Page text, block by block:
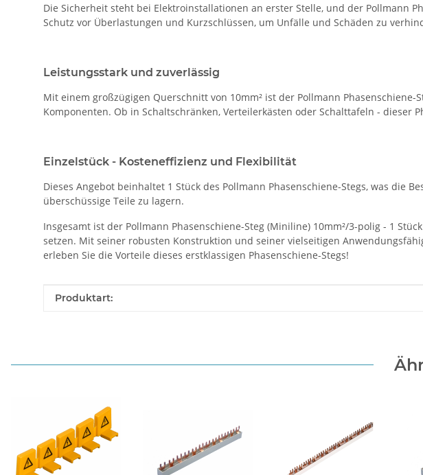
Die Sicherheit steht bei Elektroinstallationen an erster Stelle, und der Pollmann
Schutz vor Überlastungen und Kurzschlüssen, um Unfälle und Schäden zu
Leistungsstark und zuverlässig
Mit einem großzügigen Querschnitt von 10mm² ist der Pollmann
Komponenten. Ob in Schaltschränken, Verteilerkästen oder Schalttafeln -
Einzelstück - Kosteneffizienz und Flexibilität
Dieses Angebot beinhaltet 1 Stück des Pollmann Phasenschiene-Stegs, was die
überschüssige Teile zu lagern.
Insgesamt ist der Pollmann Phasenschiene-Steg (Miniline) 10mm²/3-polig - 1
setzen. Mit seiner robusten Konstruktion und seiner vielseitigen
erleben Sie die Vorteile dieses erstklassigen Phasenschiene-Stegs!
Produkteigenschaft
Wert
Produktart: